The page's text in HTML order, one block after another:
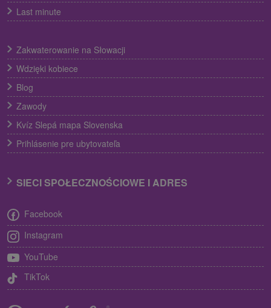
Last minute
Zakwaterowanie na Słowacji
Wdzięki kobiece
Blog
Zawody
Kvíz Slepá mapa Slovenska
Prihlásenie pre ubytovateľa
SIECI SPOŁECZNOŚCIOWE I ADRES
Facebook
Instagram
YouTube
TikTok